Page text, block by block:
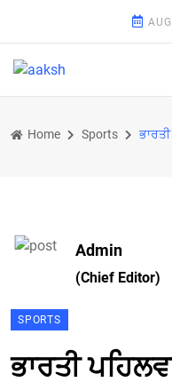
Home Sports
Admin
(Chief Editor)
SPORTS
ਭਾਰਤੀ